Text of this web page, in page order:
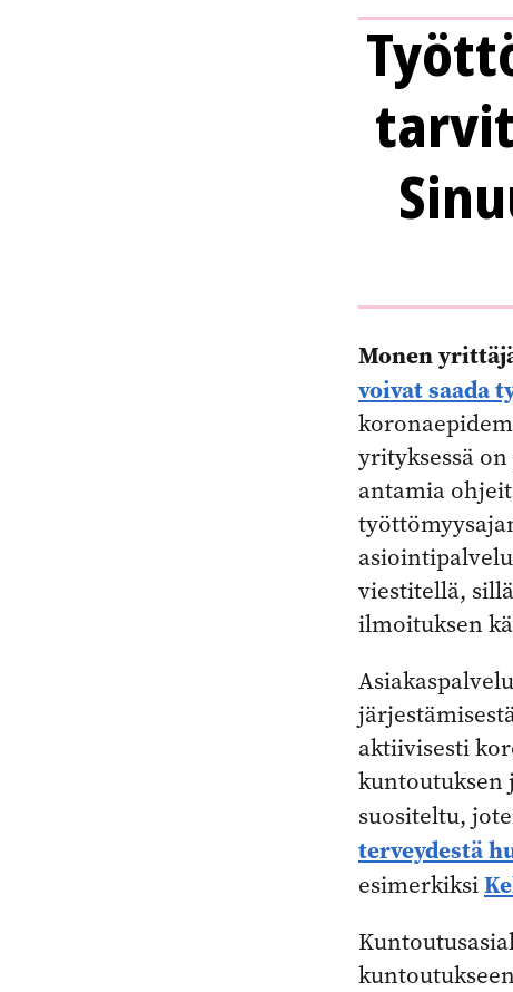
Monen
voivat saada
yrityksessä
antamia
viestitellä,
ilmoituksen
aktiivisesti
kuntoutuksen
suositeltu,
terveydestä
esimerkiksi